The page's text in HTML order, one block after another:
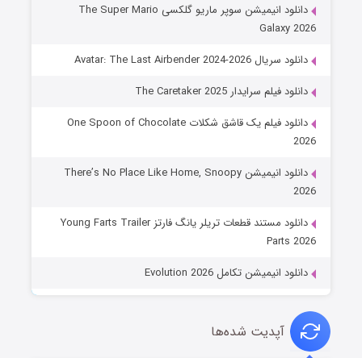
دانلود انیمیشن سوپر ماریو گلکسی The Super Mario
Galaxy 2026
دانلود سریال Avatar: The Last Airbender 2024-2026
دانلود فیلم سرایدار The Caretaker 2025
دانلود فیلم یک قاشق شکلات One Spoon of Chocolate
2026
دانلود انیمیشن There’s No Place Like Home, Snoopy
2026
دانلود مستند قطعات تریلر یانگ فارتز Young Farts Trailer
Parts 2026
دانلود انیمیشن تکامل Evolution 2026
آپدیت شده‌ها